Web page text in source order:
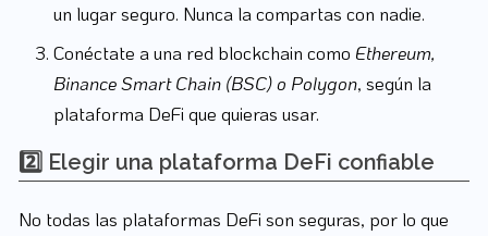
un lugar seguro. Nunca la compartas con nadie.
Conéctate a una red blockchain como Ethereum,
Binance Smart Chain (BSC) o Polygon, según la
plataforma DeFi que quieras usar.
2️⃣ Elegir una plataforma DeFi confiable
No todas las plataformas DeFi son seguras, por lo que